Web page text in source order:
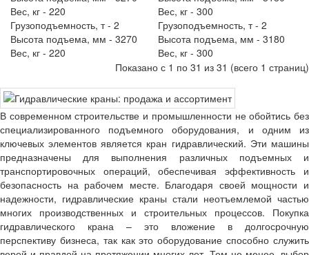
Вес, кг - 220
Грузоподъемность, т - 2
Высота подъема, мм - 3270
Вес, кг - 220
Вес, кг - 300
Грузоподъемность, т - 2
Высота подъема, мм - 3180
Вес, кг - 300
Показано с 1 по 31 из 31 (всего 1 страниц)
В современном строительстве и промышленности не обойтись без
специализированного подъемного оборудования, и одним из
ключевых элементов является кран гидравлический. Эти машины
предназначены для выполнения различных подъемных и
транспортировочных операций, обеспечивая эффективность и
безопасность на рабочем месте. Благодаря своей мощности и
надежности, гидравлические краны стали неотъемлемой частью
многих производственных и строительных процессов. Покупка
гидравлического крана – это вложение в долгосрочную
перспективу бизнеса, так как это оборудование способно служить